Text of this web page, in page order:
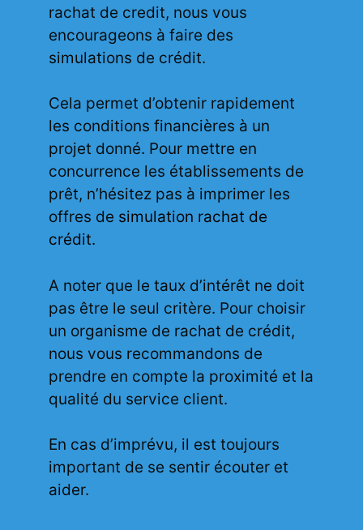
rachat de credit, nous vous
encourageons à faire des
simulations de crédit.
Cela permet d’obtenir rapidement
les conditions financières à un
projet donné. Pour mettre en
concurrence les établissements de
prêt, n’hésitez pas à imprimer les
offres de simulation rachat de
crédit.
A noter que le taux d’intérêt ne doit
pas être le seul critère. Pour choisir
un organisme de rachat de crédit,
nous vous recommandons de
prendre en compte la proximité et la
qualité du service client.
En cas d’imprévu, il est toujours
important de se sentir écouter et
aider.